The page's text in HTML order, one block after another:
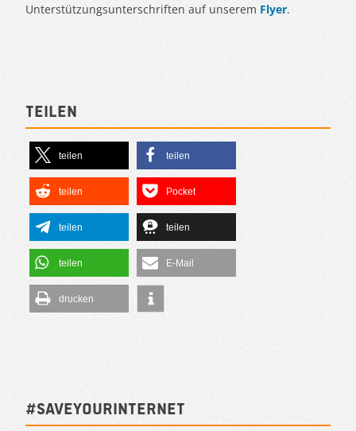
Unterstützungsunterschriften auf unserem Flyer.
Teilen
teilen teilen
teilen Pocket
teilen teilen
teilen E-Mail
drucken
#SAVEYOURINTERNET